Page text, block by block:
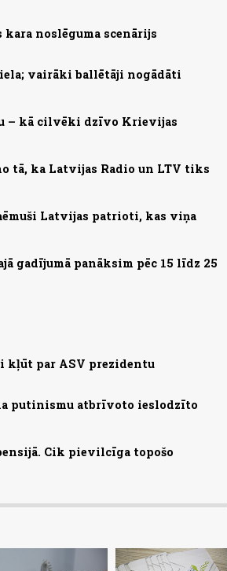
noslēguma scenārijs
vairāki ballētāji nogādāti
– kā cilvēki dzīvo Krievijas
tā, ka Latvijas Radio un LTV tiks
Latvijas patrioti, kas viņa
gadījumā panāksim pēc 15 līdz 25
kļūt par ASV prezidentu
putinismu atbrīvoto ieslodzīto
Cik pievilcīga topošo